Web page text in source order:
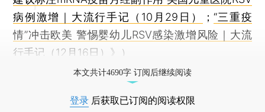
病例激增｜大流行手记（10月29日）
； “三重疫
情”冲击欧美 警惕婴幼儿RSV感染激增风险｜大流
行手记（12月16日） 》）
本文共计4690字 订阅后继续阅读
登录 后获取已订阅的阅读权限